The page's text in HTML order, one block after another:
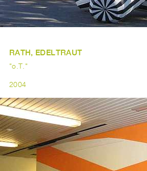
RATH, EDELTRAUT
"o.T."
2004